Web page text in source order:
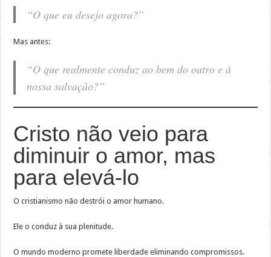
“O que eu desejo agora?”
Mas antes:
“O que realmente conduz ao bem do outro e à
nossa salvação?”
Cristo não veio para
diminuir o amor, mas
para elevá-lo
O cristianismo não destrói o amor humano.
Ele o conduz à sua plenitude.
O mundo moderno promete liberdade eliminando compromissos.